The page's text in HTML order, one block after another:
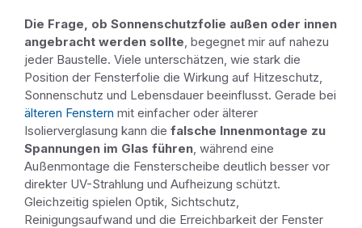
Die Frage, ob Sonnenschutzfolie außen oder innen
angebracht werden sollte, begegnet mir auf nahezu
jeder Baustelle. Viele unterschätzen, wie stark die
Position der Fensterfolie die Wirkung auf Hitzeschutz,
Sonnenschutz und Lebensdauer beeinflusst. Gerade bei
älteren Fenstern mit einfacher oder älterer
Isolierverglasung kann die falsche Innenmontage zu
Spannungen im Glas führen, während eine
Außenmontage die Fensterscheibe deutlich besser vor
direkter UV-Strahlung und Aufheizung schützt.
Gleichzeitig spielen Optik, Sichtschutz,
Reinigungsaufwand und die Erreichbarkeit der Fenster